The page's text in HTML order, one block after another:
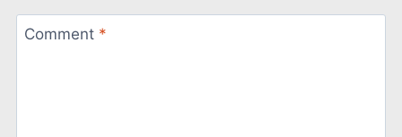
Comment *